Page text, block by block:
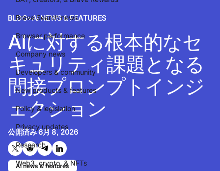
Brave Search news
Browser performance
Company news
Developers & community
New products & features
Policy & legislation
Privacy updates
Research
Web3, crypto, & NFTs
BLOG>AI NEWS & FEATURES
AIに対する根本的なセ
キュリティ課題となる
間接プロンプトインジ
ェクション
公開済み6月 8, 2026
Twitterで共有する
Reddit で共有
Telegramで共有
LinkedInで共有
AI news & features